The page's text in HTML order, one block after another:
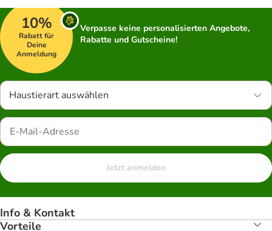
10%
Rabatt für
Deine
Anmeldung
Verpasse keine personalisierten Angebote,
Rabatte und Gutscheine!
Haustierart auswählen
Jetzt anmelden
Info & Kontakt
Vorteile